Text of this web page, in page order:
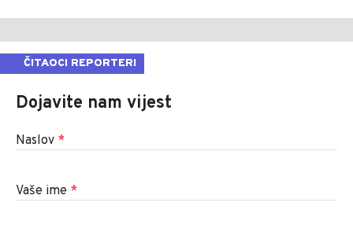
ČITAOCI REPORTERI
Dojavite nam vijest
Naslov *
Vaše ime *